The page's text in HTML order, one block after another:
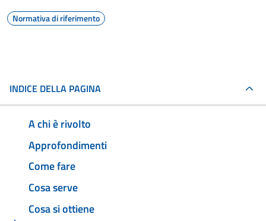
Normativa di riferimento
INDICE DELLA PAGINA
A chi è rivolto
Approfondimenti
Come fare
Cosa serve
Cosa si ottiene